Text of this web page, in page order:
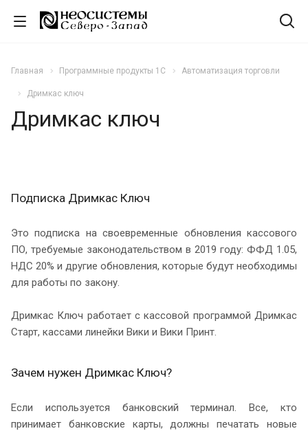
Главная Программные продукты 1С Автоматизация торговли
Дримкас ключ
Дримкас ключ
Подписка Дримкас Ключ
Это подписка на своевременные обновления кассового
ПО, требуемые законодательством в 2019 году: ФФД 1.05,
НДС 20% и другие обновления, которые будут необходимы
для работы по закону.
Дримкас Ключ работает с кассовой программой Дримкас
Старт, кассами линейки Вики и Вики Принт.
Зачем нужен Дримкас Ключ?
Если используется банковский терминал. Все, кто
принимает банковские карты, должны печатать новые